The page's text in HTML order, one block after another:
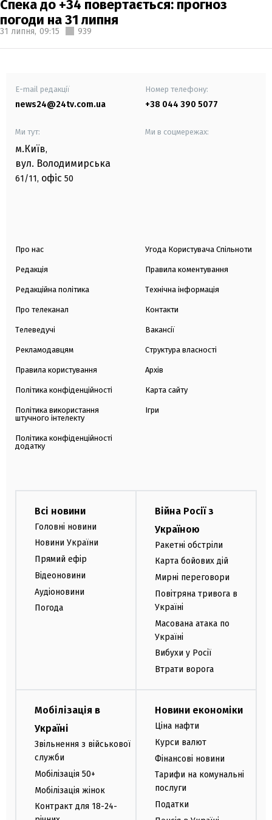
Спека до +34 повертається: прогноз
погоди на 31 липня
31 липня, 09:15 939
E-mail редакції
news24@24tv.com.ua
Номер телефону:
+38 044 390 5077
Ми тут:
м.Київ,
вул. Володимирська
61/11, офіс 50
Ми в соцмережах:
Про нас
Редакція
Редакційна політика
Про телеканал
Телеведучі
Рекламодавцям
Правила користування
Політика конфіденційності
Політика використання
штучного інтелекту
Політика конфіденційності
додатку
Угода Користувача Спільноти
Правила коментування
Технічна інформація
Контакти
Вакансії
Структура власності
Архів
Карта сайту
Ігри
Всі новини
Головні новини
Новини України
Прямий ефір
Відеоновини
Аудіоновини
Погода
Війна Росії з
Україною
Ракетні обстріли
Карта бойових дій
Мирні переговори
Повітряна тривога в
Україні
Масована атака по
Україні
Вибухи у Росії
Втрати ворога
Мобілізація в
Україні
Звільнення з військової
служби
Мобілізація 50+
Мобілізація жінок
Контракт для 18-24-
Новини економіки
Ціна нафти
Курси валют
Фінансові новини
Тарифи на комунальні
послуги
Податки